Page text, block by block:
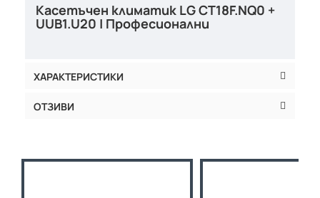
Касетъчен климатик LG CT18F.NQ0 +
UUB1.U20 | Професионални
ХАРАКТЕРИСТИКИ
ОТЗИВИ